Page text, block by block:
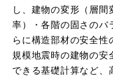
し、建物の変形（層
率）・各階の固さのバ
らに構造部材の安全性
規模地震時の建物の安
できる基礎計算など、